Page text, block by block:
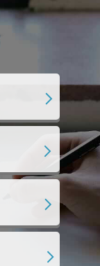
5月
2月
2月